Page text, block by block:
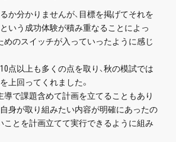
か分かりませんが、目標を掲げてそれを
いう成功体験が積み重なることによっ
めのスイッチが入っていったように感じ
点以上も多くの点を取り、秋の模試では
上回ってくれました。
導で課題含めて計画を立てることもあり
自身が取り組みたい内容が明確にあったの
ことを計画立てて実行できるように組み